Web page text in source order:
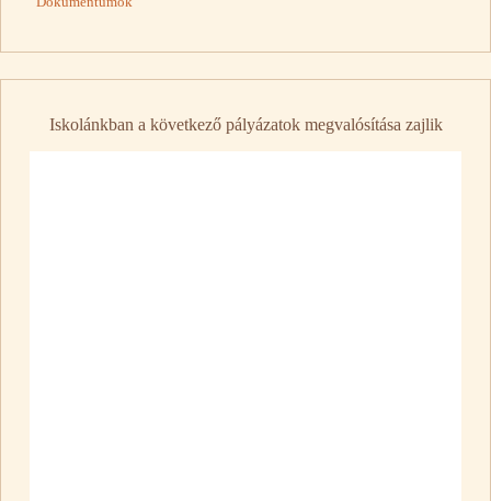
Iskolánkban a következő pályázatok megvalósítása zajlik